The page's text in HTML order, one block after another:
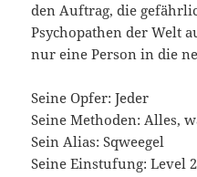
den Auftrag, die
Psychopathen der Welt
nur eine Person in die
Seine Opfer: Jeder
Seine Methoden: Alles,
Sein Alias: Sqweegel
Seine Einstufung: Level